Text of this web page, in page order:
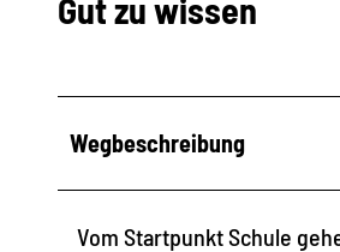
Gut zu wissen
Wegbeschreibung
Vom Startpunkt Schule